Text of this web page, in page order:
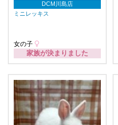
DCM川島店
ミニレッキス
女の子
家族が決まりました